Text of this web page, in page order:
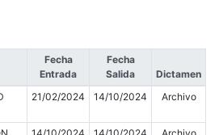
Fecha
Entrada
Fecha
Salida
Dictamen
21/02/2024 14/10/2024 Archivo